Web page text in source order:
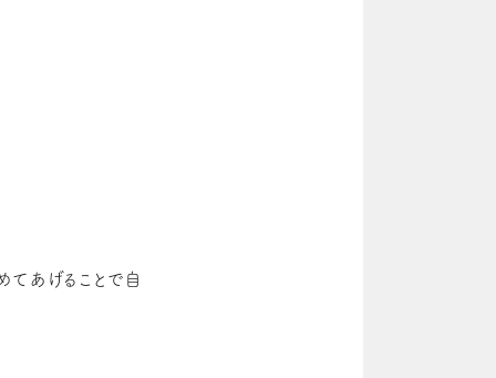
てあげることで自